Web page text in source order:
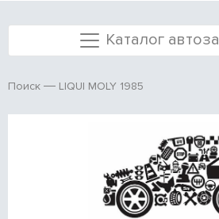
Каталог
Поиск LIQUI MOLY 1985